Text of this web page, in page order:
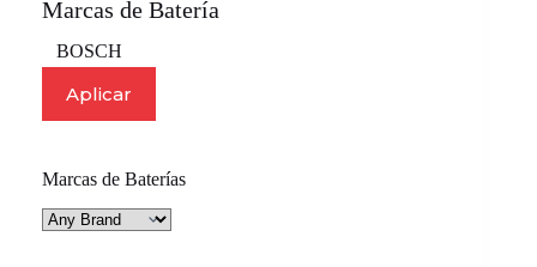
Marcas de Batería
Marca
BOSCH
Aplicar
Marcas de Baterías